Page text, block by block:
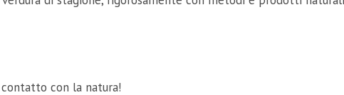
con la natura!